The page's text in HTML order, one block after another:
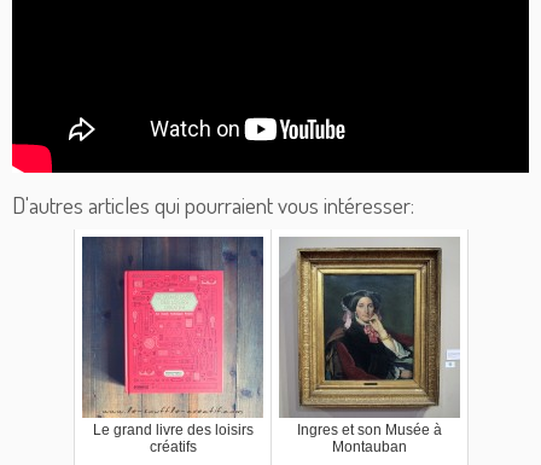
D'autres articles qui pourraient vous intéresser:
Le grand livre des loisirs
créatifs
Ingres et son Musée à
Montauban